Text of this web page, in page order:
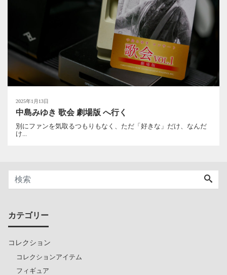
2025年1月13日
中島みゆき 歌会 劇場版 へ行く
別にファンを気取るつもりもなく、ただ「好きな」だけ、なんだ
け...
カテゴリー
コレクション
コレクションアイテム
フィギュア